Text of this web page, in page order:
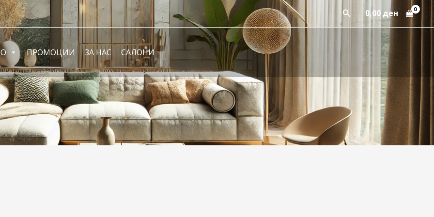
Пребарај
0,00 ден
ПРОМОЦИИ ЗА НАС САЛОНИ